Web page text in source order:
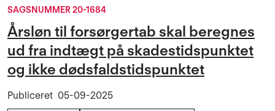
SAGSNUMMER 20-1684
Årsløn til forsørgertab skal beregnes
ud fra indtægt på skadestidspunktet
og ikke dødsfaldstidspunktet
Publiceret 05-09-2025